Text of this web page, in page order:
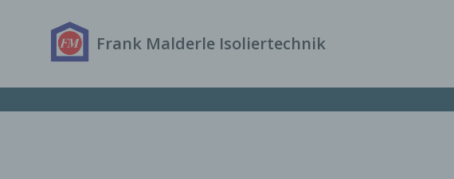
Frank Malderle Isoliertechnik